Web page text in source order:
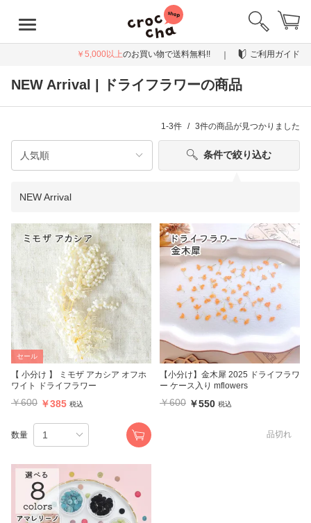
￥5,000以上のお買い物で送料無料!! ご利用ガイド
NEW Arrival | ドライフラワーの商品
1-3件 3件の商品が見つかりました
条件で絞り込む
NEW Arrival
セール
【 小分け 】 ミモザ アカシア オフホ
ワイト ドライフラワー
￥600 ￥385 税込
数量
【小分け】金木犀 2025 ドライフラワ
ー ケース入り mflowers
￥600 ￥550 税込
品切れ